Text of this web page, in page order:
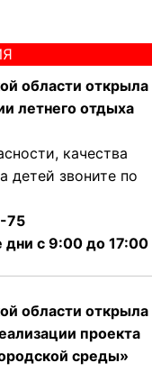
области открыла
летнего отдыха
качества
детей звоните по
75
дни с 9:00 до 17:00
области открыла
проекта
среды»